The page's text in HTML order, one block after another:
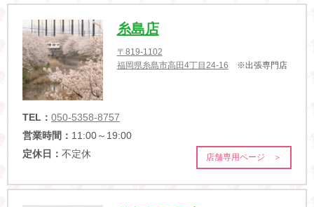
糸島店
〒819-1102
福岡県糸島市高田4丁目24-16 ※出張専門店
TEL： 050-5358-8757
営業時間： 11:00～19:00
定休日： 不定休 店舗専用ページ ＞